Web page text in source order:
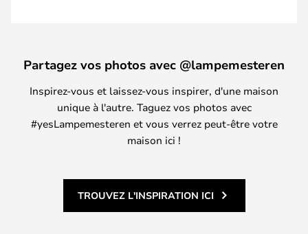
Partagez vos photos avec @lampemesteren
Inspirez-vous et laissez-vous inspirer, d'une maison
unique à l'autre. Taguez vos photos avec
#yesLampemesteren et vous verrez peut-être votre
maison ici !
TROUVEZ L'INSPIRATION ICI